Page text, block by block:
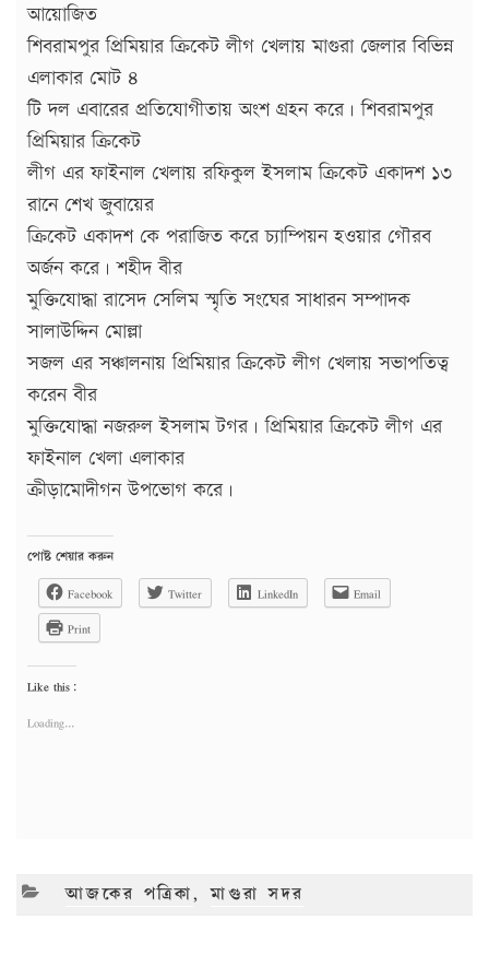
আয়োজিত
শিবরামপুর প্রিমিয়ার ক্রিকেট লীগ খেলায় মাগুরা জেলার বিভিন্ন
এলাকার মোট ৪
টি দল এবারের প্রতিযোগীতায় অংশ গ্রহন করে। শিবরামপুর
প্রিমিয়ার ক্রিকেট
লীগ এর ফাইনাল খেলায় রফিকুল ইসলাম ক্রিকেট একাদশ ১৩
রানে শেখ জুবায়ের
ক্রিকেট একাদশ কে পরাজিত করে চ্যাম্পিয়ন হওয়ার গৌরব
অর্জন করে। শহীদ বীর
মুক্তিযোদ্ধা রাসেদ সেলিম স্মৃতি সংঘের সাধারন সম্পাদক
সালাউদ্দিন মোল্লা
সজল এর সঞ্চালনায় প্রিমিয়ার ক্রিকেট লীগ খেলায় সভাপতিত্ব
করেন বীর
মুক্তিযোদ্ধা নজরুল ইসলাম টগর। প্রিমিয়ার ক্রিকেট লীগ এর
ফাইনাল খেলা এলাকার
ক্রীড়ামোদীগন উপভোগ করে।
পোষ্ট শেয়ার করুন
Facebook
Twitter LinkedIn
Email
Print
Like this:
Loading...
CATEGORIES
আজকের পত্রিকা,মাগুরা সদর